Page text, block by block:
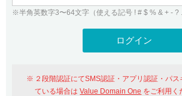
WHOIS検索
Value Domainにログイン
おすすめ One レンタルサーバーを含む最新
※半角英数字3〜64文字（使える記号 ! # $ % & + - ? .
２段階認証にてSMS認証・アプリ認証・パ
ている場合はValue Domain One をご利用く